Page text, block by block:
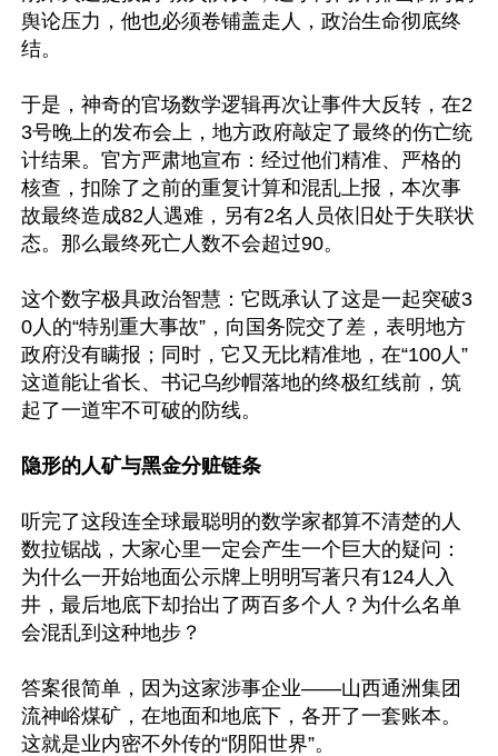
舆论压力，他也必须卷铺盖走人，政治生命彻底终
结。
于是，神奇的官场数学逻辑再次让事件大反转，在2
3号晚上的发布会上，地方政府敲定了最终的伤亡统
计结果。官方严肃地宣布：经过他们精准、严格的
核查，扣除了之前的重复计算和混乱上报，本次事
故最终造成82人遇难，另有2名人员依旧处于失联状
态。那么最终死亡人数不会超过90。
这个数字极具政治智慧：它既承认了这是一起突破3
0人的“特别重大事故”，向国务院交了差，表明地方
政府没有瞒报；同时，它又无比精准地，在“100人”
这道能让省长、书记乌纱帽落地的终极红线前，筑
起了一道牢不可破的防线。
隐形的人矿与黑金分赃链条
听完了这段连全球最聪明的数学家都算不清楚的人
数拉锯战，大家心里一定会产生一个巨大的疑问：
为什么一开始地面公示牌上明明写著只有124人入
井，最后地底下却抬出了两百多个人？为什么名单
会混乱到这种地步？
答案很简单，因为这家涉事企业——山西通洲集团
流神峪煤矿，在地面和地底下，各开了一套账本。
这就是业内密不外传的“阴阳世界”。